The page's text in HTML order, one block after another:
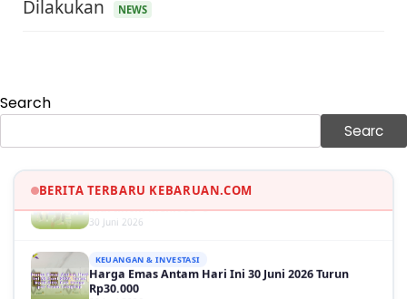
Dilakukan
NEWS
Search
Searc
BERITA TERBARU KEBARUAN.COM
Harga Minyak Dunia Hari Ini Naik, WTI dan Brent
30 Juni 2026
OLAH RAGA
30 Juni 2026
Rp30.000
30 Juni 2026